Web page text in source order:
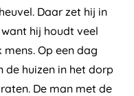
Daar zet hij in
hij houdt veel
Op een dag
huizen in het dorp
De man met de